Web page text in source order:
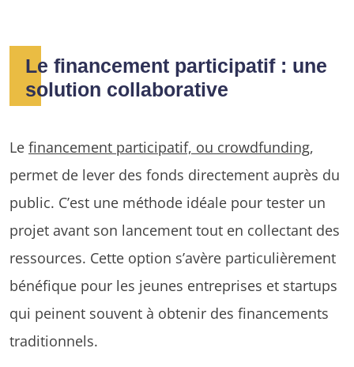
Le financement participatif : une
solution collaborative
Le financement participatif, ou crowdfunding,
permet de lever des fonds directement auprès du
public. C’est une méthode idéale pour tester un
projet avant son lancement tout en collectant des
ressources. Cette option s’avère particulièrement
bénéfique pour les jeunes entreprises et startups
qui peinent souvent à obtenir des financements
traditionnels.